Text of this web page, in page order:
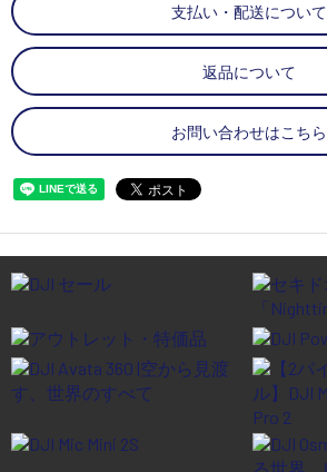
支払い・配送について
返品について
お問い合わせはこちら